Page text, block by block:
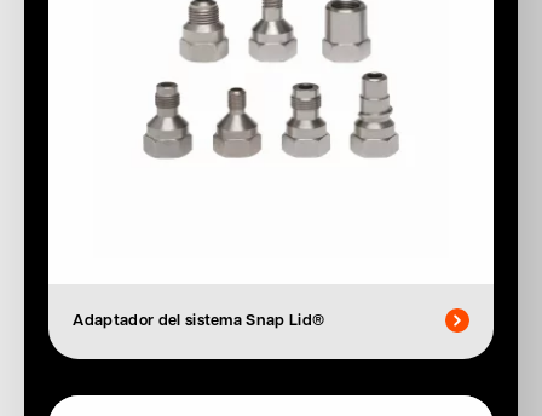
Adaptador del sistema Snap Lid®